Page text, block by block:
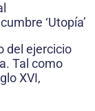
‘Utopía’
del ejercicio
Tal como
XVI,